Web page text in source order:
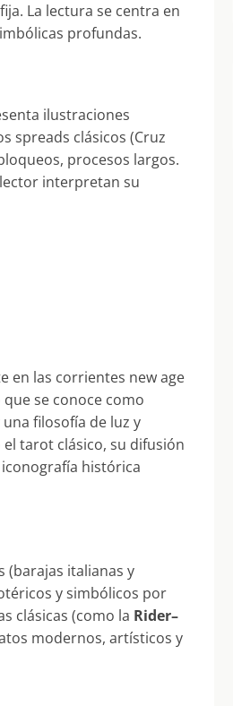
La lectura se centra en
profundas.
ilustraciones
spreads clásicos (Cruz
procesos largos.
interpretan su
en las corrientes new age
se conoce como
una filosofía de luz y
tarot clásico, su difusión
histórica
(barajas italianas y
y simbólicos por
clásicas (como la Rider–
modernos, artísticos y